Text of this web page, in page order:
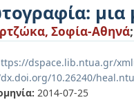
μια
Σοφία-Αθηνά;
dspace.lib.ntua.gr/
10.26240/
2014-07-25